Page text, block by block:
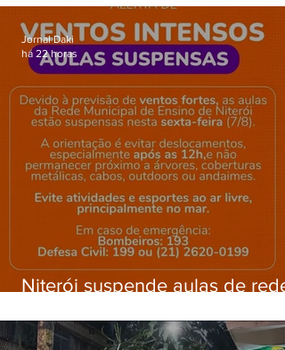
Gardênia Azul
Niterói suspende aulas de rede
ventos fortes nesta sexta (7)
Jornal Daki
há 22 horas